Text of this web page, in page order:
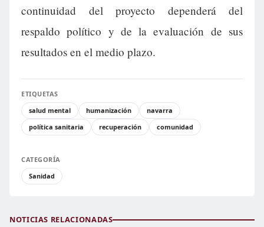
continuidad del proyecto dependerá del
respaldo político y de la evaluación de sus
resultados en el medio plazo.
ETIQUETAS
salud mental
humanización
navarra
política sanitaria
recuperación comunidad
CATEGORÍA
Sanidad
NOTICIAS RELACIONADAS